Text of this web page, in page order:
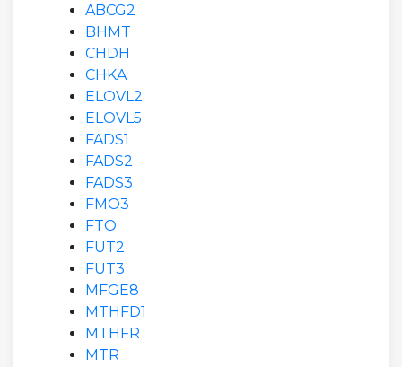
ABCG2
BHMT
CHDH
CHKA
ELOVL2
ELOVL5
FADS1
FADS2
FADS3
FMO3
FTO
FUT2
FUT3
MFGE8
MTHFD1
MTHFR
MTR